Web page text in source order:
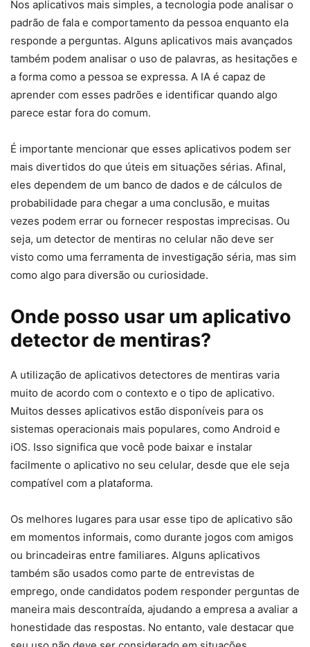
Nos aplicativos mais simples, a tecnologia pode analisar o
padrão de fala e comportamento da pessoa enquanto ela
responde a perguntas. Alguns aplicativos mais avançados
também podem analisar o uso de palavras, as hesitações e
a forma como a pessoa se expressa. A IA é capaz de
aprender com esses padrões e identificar quando algo
parece estar fora do comum.
É importante mencionar que esses aplicativos podem ser
mais divertidos do que úteis em situações sérias. Afinal,
eles dependem de um banco de dados e de cálculos de
probabilidade para chegar a uma conclusão, e muitas
vezes podem errar ou fornecer respostas imprecisas. Ou
seja, um detector de mentiras no celular não deve ser
visto como uma ferramenta de investigação séria, mas sim
como algo para diversão ou curiosidade.
Onde posso usar um aplicativo
detector de mentiras?
A utilização de aplicativos detectores de mentiras varia
muito de acordo com o contexto e o tipo de aplicativo.
Muitos desses aplicativos estão disponíveis para os
sistemas operacionais mais populares, como Android e
iOS. Isso significa que você pode baixar e instalar
facilmente o aplicativo no seu celular, desde que ele seja
compatível com a plataforma.
Os melhores lugares para usar esse tipo de aplicativo são
em momentos informais, como durante jogos com amigos
ou brincadeiras entre familiares. Alguns aplicativos
também são usados como parte de entrevistas de
emprego, onde candidatos podem responder perguntas de
maneira mais descontraída, ajudando a empresa a avaliar a
honestidade das respostas. No entanto, vale destacar que